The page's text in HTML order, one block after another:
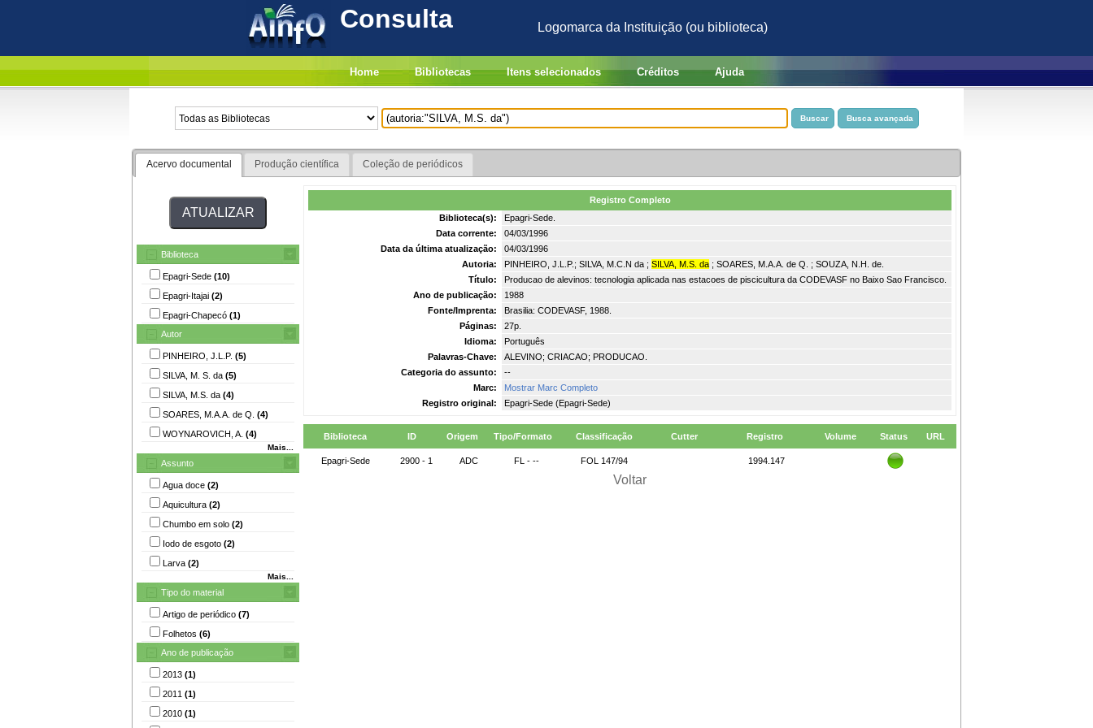
Consulta Logomarca da Instituição (ou biblioteca)
Home Bibliotecas Itens selecionados Créditos Ajuda
Acervo documental Produção científica Coleção de periódicos
Biblioteca
Epagri-Sede (10)
Epagri-Itajai (2)
Epagri-Chapecó (1)
Autor
PINHEIRO, J.L.P. (5)
SILVA, M. S. da (5)
SILVA, M.S. da (4)
SOARES, M.A.A. de Q. (4)
WOYNAROVICH, A. (4)
Mais...
Assunto
Agua doce (2)
Aquicultura (2)
Chumbo em solo (2)
Iodo de esgoto (2)
Larva (2)
Mais...
Tipo do material
Artigo de periódico (7)
Folhetos (6)
Ano de publicação
2013 (1)
2011 (1)
2010 (1)
Registro Completo
Biblioteca(s):
Epagri-Sede.
Data corrente:
04/03/1996
Data da última atualização:
04/03/1996
Autoria:
PINHEIRO, J.L.P.; SILVA, M.C.N da ; SILVA, M.S. da ; SOARES, M.A.A. de Q. ; SOUZA, N.H. de.
Título:
Producao de alevinos: tecnologia aplicada nas estacoes de piscicultura da CODEVASF no Baixo Sao Francisco.
Ano de publicação:
1988
Fonte/Imprenta:
Brasilia: CODEVASF, 1988.
Páginas:
27p.
Idioma:
Português
Palavras-Chave:
ALEVINO; CRIACAO; PRODUCAO.
Categoria do assunto:
--
Marc:
Mostrar Marc Completo
Registro original:
Epagri-Sede (Epagri-Sede)
Biblioteca ID Origem Tipo/Formato Classificação Cutter Registro Volume Status URL
Epagri-Sede 2900 - 1 ADC FL - -- FOL 147/94 1994.147
Voltar